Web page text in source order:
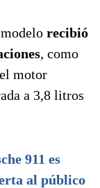
recibió
, como
motor
a 3,8 litros
911 es
al público